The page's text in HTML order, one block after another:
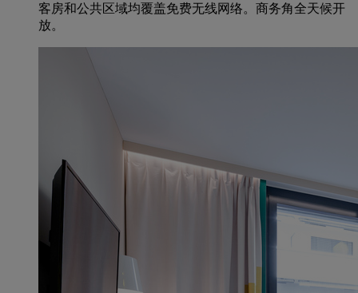
客房和公共区域均覆盖免费无线网络。商务角全天候开
放。